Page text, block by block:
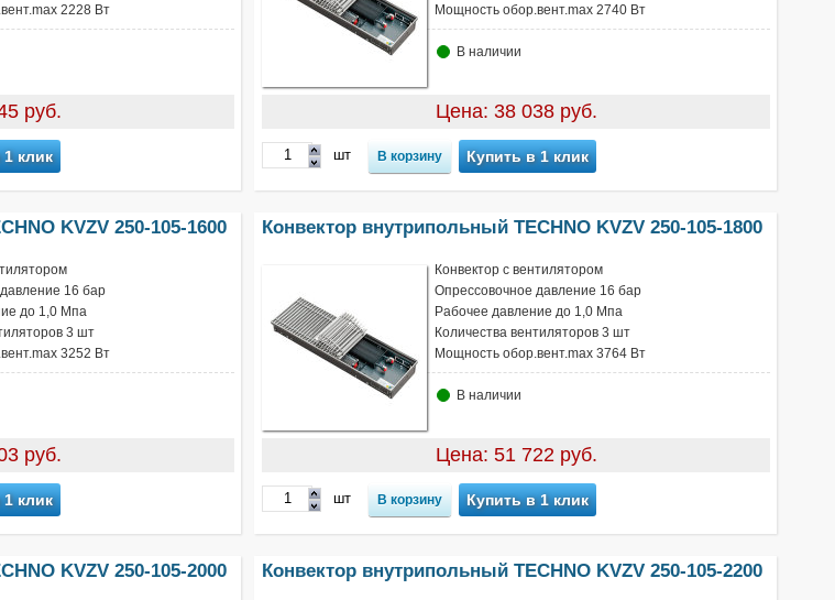
2228 Вт
руб.
клик
Мощность обор.вент.max 2740 Вт
В наличии
Цена: 38 038 руб.
шт Купить в 1 клик
KVZV 250-105-1600
16 бар
до 1,0 Мпа
3 шт
3252 Вт
руб.
клик
Конвектор внутрипольный TECHNO KVZV 250-105-1800
Конвектор с вентилятором
Опрессовочное давление 16 бар
Рабочее давление до 1,0 Мпа
Количества вентиляторов 3 шт
Мощность обор.вент.max 3764 Вт
В наличии
Цена: 51 722 руб.
шт Купить в 1 клик
KVZV 250-105-2000 Конвектор внутрипольный TECHNO KVZV 250-105-2200